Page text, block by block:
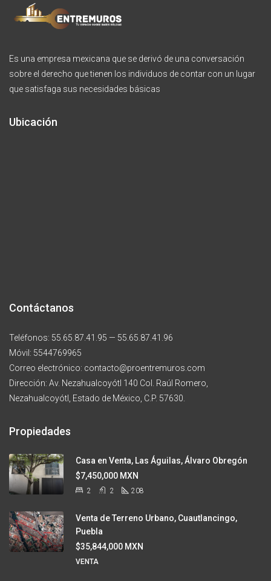
Es una empresa mexicana que se derivó de una conversación
sobre el derecho que tienen los individuos de contar con un lugar
que satisfaga sus necesidades básicas
Ubicación
Contáctanos
Teléfonos: 55.65.87.41.95 — 55.65.87.41.96
Móvil: 5544769965
Correo electrónico: contacto@proentremuros.com
Dirección: Av. Nezahualcoyótl 140 Col. Raúl Romero,
Nezahualcoyótl, Estado de México, C.P. 57630.
Propiedades
Casa en Venta, Las Águilas, Álvaro Obregón
$7,450,000 MXN
2 2 208
Venta de Terreno Urbano, Cuautlancingo,
Puebla
$35,844,000 MXN
VENTA